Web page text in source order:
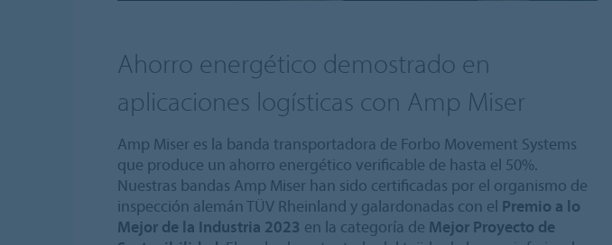
Ahorro energético demostrado en
aplicaciones logísticas con Amp Miser
Amp Miser es la banda transportadora de Forbo Movement Systems
que produce un ahorro energético verificable de hasta el 50%.
Nuestras bandas Amp Miser han sido certificadas por el organismo de
inspección alemán TÜV Rheinland y galardonadas con el Premio a lo
Mejor de la Industria 2023 en la categoría de Mejor Proyecto de